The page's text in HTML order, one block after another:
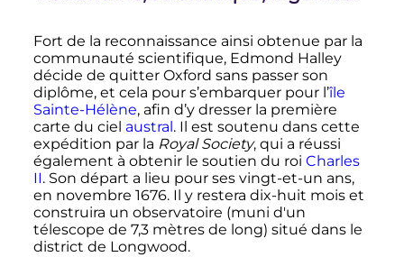
Fort de la reconnaissance ainsi obtenue par la
communauté scientifique, Edmond Halley
décide de quitter Oxford sans passer son
diplôme, et cela pour s’embarquer pour l’île
Sainte-Hélène, afin d’y dresser la première
carte du ciel austral. Il est soutenu dans cette
expédition par la Royal Society, qui a réussi
également à obtenir le soutien du roi Charles
II. Son départ a lieu pour ses vingt-et-un ans,
en novembre 1676. Il y restera dix-huit mois et
construira un observatoire (muni d'un
télescope de 7,3 mètres de long) situé dans le
district de Longwood.